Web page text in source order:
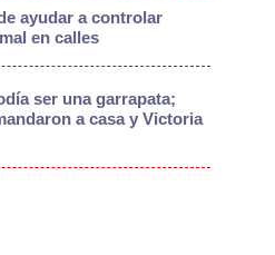
ayudar a controlar
en calles
ser una garrapata;
a casa y Victoria